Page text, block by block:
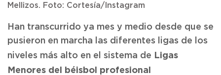
Mellizos. Foto: Cortesía/Instagram
Han transcurrido ya mes y medio desde que se
pusieron en marcha las diferentes ligas de los
niveles más alto en el sistema de Ligas
Menores del béisbol profesional